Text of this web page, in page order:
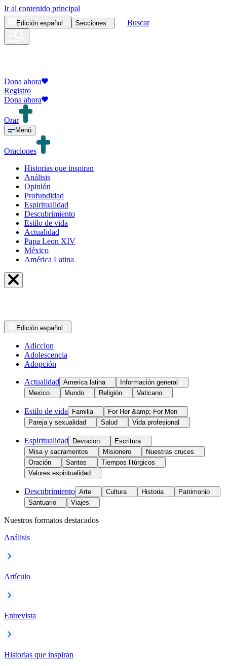
Ir al contenido principal
Edición español Secciones Buscar
Dona ahora
Registro
Dona ahora
Orar
Menú
Oraciones
Historias que inspiran
Análisis
Opinión
Profundidad
Espiritualidad
Descubrimiento
Estilo de vida
Actualidad
Papa Leon XIV
México
América Latina
Edición español
Adiccion
Adolescencia
Adopción
Actualidad America latina
Información general
Mexico
Mundo Religión Vaticano
Estilo de vida Familia
For Her &amp; For Men
Pareja y sexualidad
Salud Vida profesional
Espiritualidad Devocion
Escritura
Misa y sacramentos
Misionero
Nuestras cruces
Oración
Santos
Tiempos litúrgicos
Valores espiritualidad
Descubrimiento Arte Cultura Historia
Patrimonio
Santuario
Viajes
Nuestros formatos destacados
Análisis
Artículo
Entrevista
Historias que inspiran